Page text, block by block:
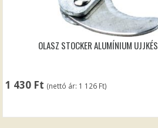
OLASZ STOCKER ALUMÍNIUM UJJKÉS
1 430 Ft (nettó ár: 1 126 Ft)